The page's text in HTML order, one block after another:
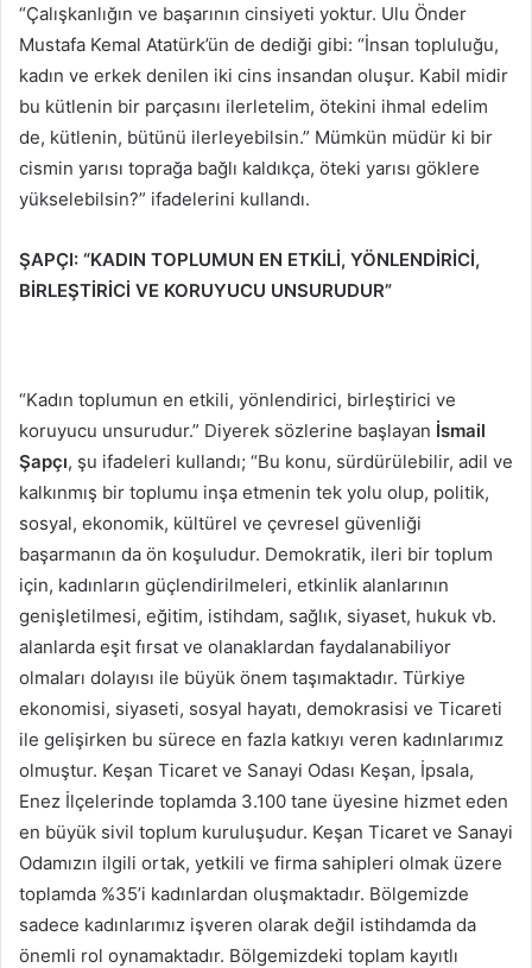
“Çalışkanlığın ve başarının cinsiyeti yoktur. Ulu Önder
Mustafa Kemal Atatürk’ün de dediği gibi: “İnsan topluluğu,
kadın ve erkek denilen iki cins insandan oluşur. Kabil midir
bu kütlenin bir parçasını ilerletelim, ötekini ihmal edelim
de, kütlenin, bütünü ilerleyebilsin.” Mümkün müdür ki bir
cismin yarısı toprağa bağlı kaldıkça, öteki yarısı göklere
yükselebilsin?” ifadelerini kullandı.
ŞAPÇI: “KADIN TOPLUMUN EN ETKİLİ, YÖNLENDİRİCİ,
BİRLEŞTİRİCİ VE KORUYUCU UNSURUDUR”
“Kadın toplumun en etkili, yönlendirici, birleştirici ve
koruyucu unsurudur.” Diyerek sözlerine başlayan İsmail
Şapçı, şu ifadeleri kullandı; “Bu konu, sürdürülebilir, adil ve
kalkınmış bir toplumu inşa etmenin tek yolu olup, politik,
sosyal, ekonomik, kültürel ve çevresel güvenliği
başarmanın da ön koşuludur. Demokratik, ileri bir toplum
için, kadınların güçlendirilmeleri, etkinlik alanlarının
genişletilmesi, eğitim, istihdam, sağlık, siyaset, hukuk vb.
alanlarda eşit fırsat ve olanaklardan faydalanabiliyor
olmaları dolayısı ile büyük önem taşımaktadır. Türkiye
ekonomisi, siyaseti, sosyal hayatı, demokrasisi ve Ticareti
ile gelişirken bu sürece en fazla katkıyı veren kadınlarımız
olmuştur. Keşan Ticaret ve Sanayi Odası Keşan, İpsala,
Enez İlçelerinde toplamda 3.100 tane üyesine hizmet eden
en büyük sivil toplum kuruluşudur. Keşan Ticaret ve Sanayi
Odamızın ilgili ortak, yetkili ve firma sahipleri olmak üzere
toplamda %35’i kadınlardan oluşmaktadır. Bölgemizde
sadece kadınlarımız işveren olarak değil istihdamda da
önemli rol oynamaktadır. Bölgemizdeki toplam kayıtlı